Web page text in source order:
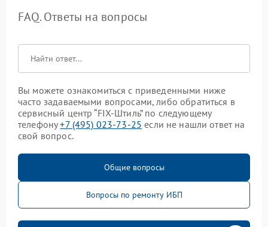
FAQ. Ответы на вопросы
Вы можете ознакомиться с приведенными ниже
часто задаваемыми вопросами, либо обратиться в
сервисный центр “FIX-Штиль” по следующему
телефону+7 (495) 023-73-25 если не нашли ответ на
свой вопрос.
Общие вопросы
Вопросы по ремонту ИБП